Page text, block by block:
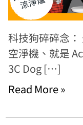
科技狗碎碎念
空淨機、就是
3C Dog […]
Read More »